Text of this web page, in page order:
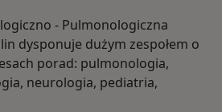
- Pulmonologiczna
dysponuje dużym zespołem o
porad: pulmonologia,
neurologia, pediatria,